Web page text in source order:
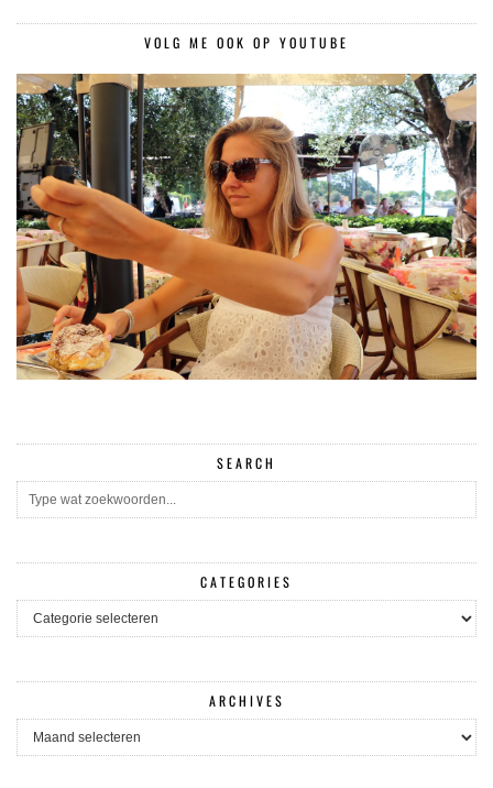
VOLG ME OOK OP YOUTUBE
SEARCH
CATEGORIES
CATEGORIES
ARCHIVES
ARCHIVES